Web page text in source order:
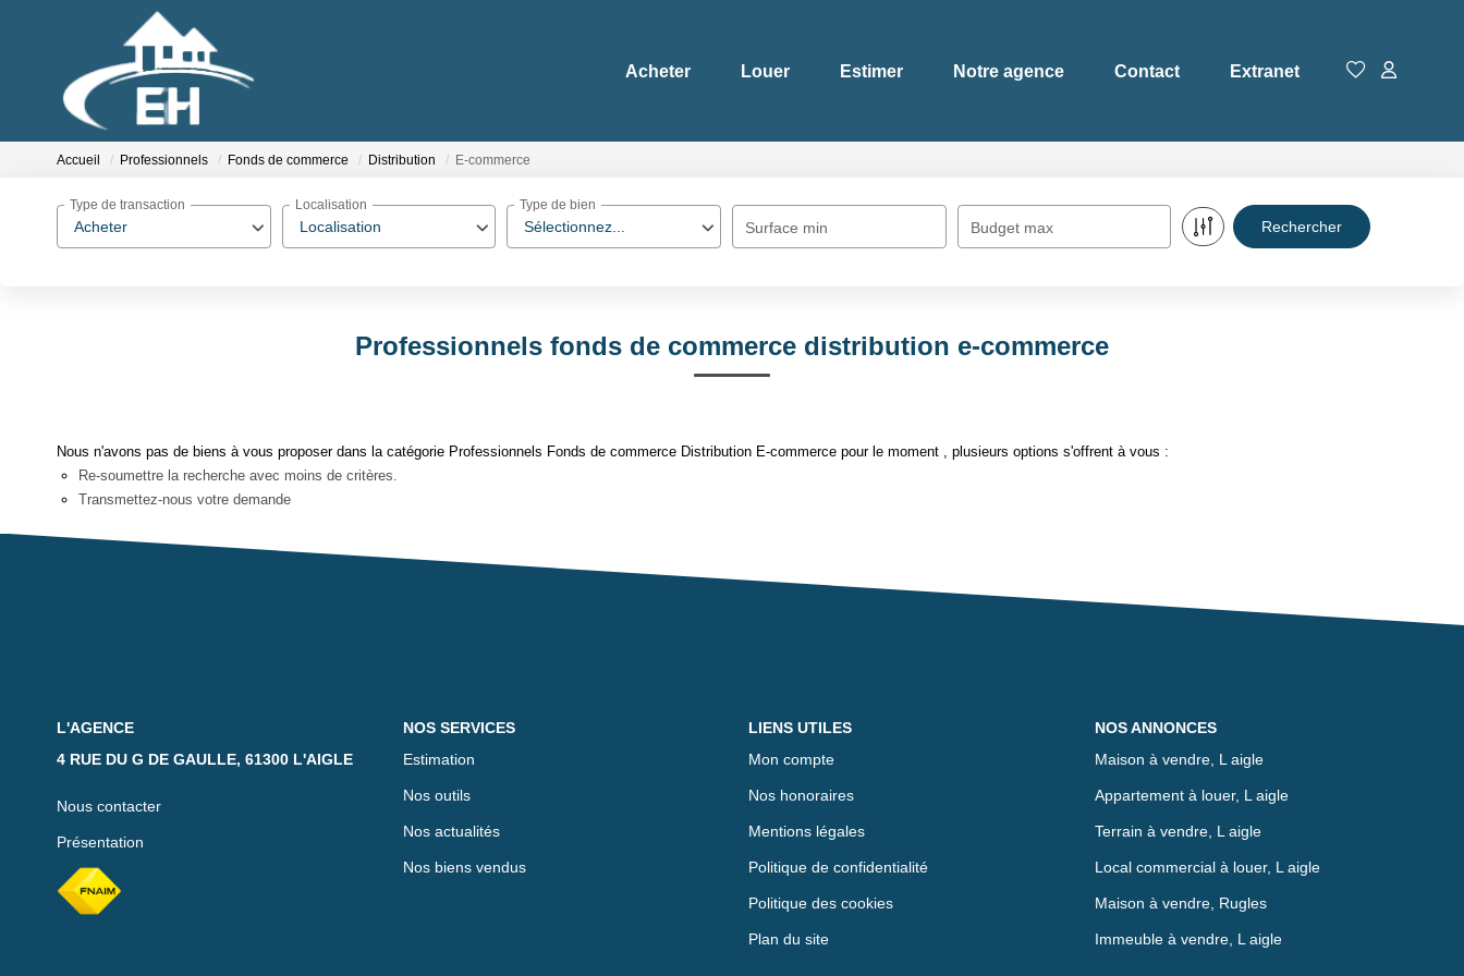
Acheter Louer Estimer Notre agence Contact Extranet
Accueil Professionnels Fonds de commerce Distribution E-commerce
Acheter
Type de transaction
Localisation
Localisation
Sélectionnez...
Type de bien
Surface min Budget max
Professionnels fonds de commerce distribution e-commerce
Nous n'avons pas de biens à vous proposer dans la catégorie Professionnels Fonds de commerce Distribution E-commerce pour le moment , plusieurs options s'offrent à vous :
Re-soumettre la recherche avec moins de critères.
Transmettez-nous votre demande
L'AGENCE
4 RUE DU G DE GAULLE, 61300 L'AIGLE
Nous contacter
Présentation
NOS SERVICES
Estimation
Nos outils
Nos actualités
Nos biens vendus
LIENS UTILES
Mon compte
Nos honoraires
Mentions légales
Politique de confidentialité
Politique des cookies
Plan du site
NOS ANNONCES
Maison à vendre, L aigle
Appartement à louer, L aigle
Terrain à vendre, L aigle
Local commercial à louer, L aigle
Maison à vendre, Rugles
Immeuble à vendre, L aigle